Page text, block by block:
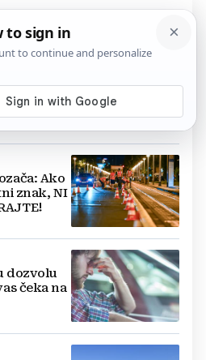
članaka)
Ako
znak, NI
dozvolu
čeka na